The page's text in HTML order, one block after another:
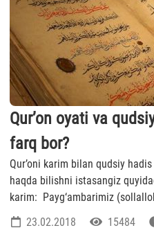
Qur’on oyati va
farq bor?
Qur’oni karim bilan qudsiy
haqda bilishni istasangiz
karim: Payg‘ambarimiz
23.02.2018
15484